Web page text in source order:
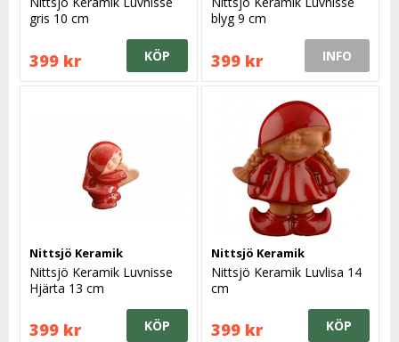
gris 10 cm
399 kr KÖP
blyg 9 cm
399 kr INFO
Nittsjö Keramik
Nittsjö Keramik Luvnisse
Hjärta 13 cm
399 kr KÖP
Nittsjö Keramik
Nittsjö Keramik Luvlisa 14
cm
399 kr KÖP